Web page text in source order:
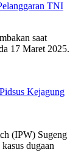
TNI
saat
17 Maret 2025.
Kejagung
(IPW) Sugeng
dugaan